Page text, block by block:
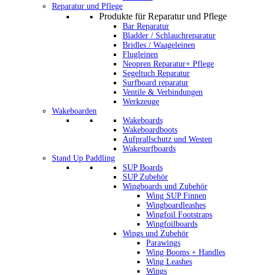
Reparatur und Pflege
Produkte für Reparatur und Pflege
Bar Reparatur
Bladder / Schlauchreparatur
Bridles / Waageleinen
Flugleinen
Neopren Reparatur+ Pflege
Segeltuch Reparatur
Surfboard reparatur
Ventile & Verbindungen
Werkzeuge
Wakeboarden
Wakeboards
Wakeboardboots
Aufprallschutz und Westen
Wakesurfboards
Stand Up Paddling
SUP Boards
SUP Zubehör
Wingboards und Zubehör
Wing SUP Finnen
Wingboardleashes
Wingfoil Footstraps
Wingfoilboards
Wings und Zubehör
Parawings
Wing Booms + Handles
Wing Leashes
Wings